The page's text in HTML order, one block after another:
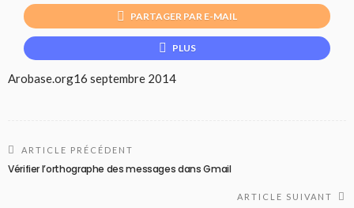
PARTAGER PAR E-MAIL
PLUS
Arobase.org16 septembre 2014
ARTICLE PRÉCÉDENT
Vérifier l’orthographe des messages dans Gmail
ARTICLE SUIVANT